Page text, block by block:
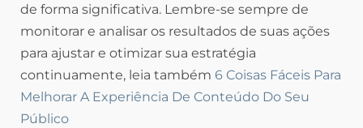
de forma significativa. Lembre-se sempre de
monitorar e analisar os resultados de suas ações
para ajustar e otimizar sua estratégia
continuamente, leia também 6 Coisas Fáceis Para
Melhorar A Experiência De Conteúdo Do Seu
Público